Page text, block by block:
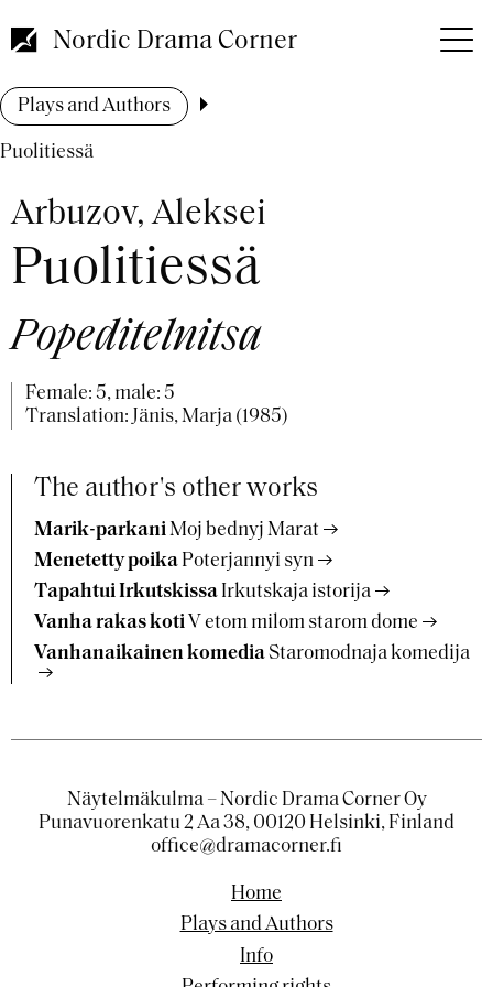
to
main
Nordic Drama Corner
Breadcrumb
Plays and Authors
Puolitiessä
Arbuzov, Aleksei
Puolitiessä
Popeditelnitsa
Female: 5, male: 5
Translation: Jänis, Marja (1985)
The author's other works
Marik-parkaniMoj bednyj Marat
Menetetty poika Poterjannyi syn
Tapahtui Irkutskissa Irkutskaja istorija
Vanha rakas koti V etom milom starom dome
Vanhanaikainen komediaStaromodnaja komedija
Näytelmäkulma – Nordic Drama Corner Oy
Punavuorenkatu 2 Aa 38, 00120 Helsinki, Finland
office@dramacorner.fi
Home
Plays and Authors
Info